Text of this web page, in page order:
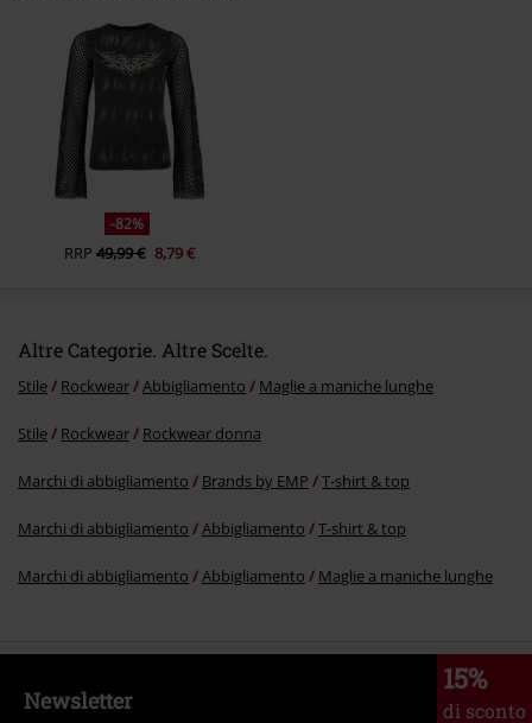
Invia un commento
-82%
RRP 49,99 € 8,79 €
Altre Categorie. Altre Scelte.
Stile Rockwear Abbigliamento Maglie a maniche lunghe
Stile Rockwear Rockwear donna
Marchi di abbigliamento Brands by EMP T-shirt & top
Marchi di abbigliamento Abbigliamento T-shirt & top
Marchi di abbigliamento Abbigliamento Maglie a maniche lunghe
15%
di sconto
Newsletter